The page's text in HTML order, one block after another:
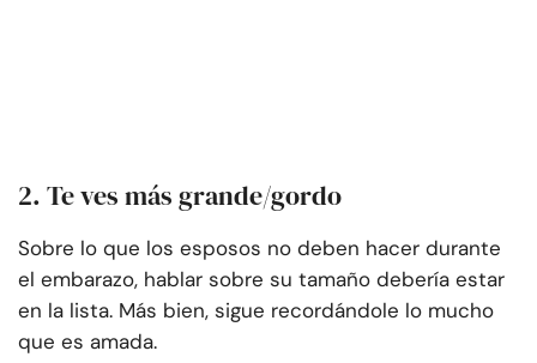
2. Te ves más grande/gordo
Sobre lo que los esposos no deben hacer durante
el embarazo, hablar sobre su tamaño debería estar
en la lista. Más bien, sigue recordándole lo mucho
que es amada.